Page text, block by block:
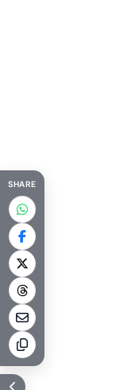
SHARE